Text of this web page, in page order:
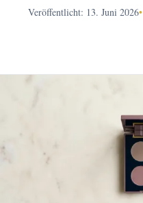
Veröffentlicht: 13. Juni 2026•